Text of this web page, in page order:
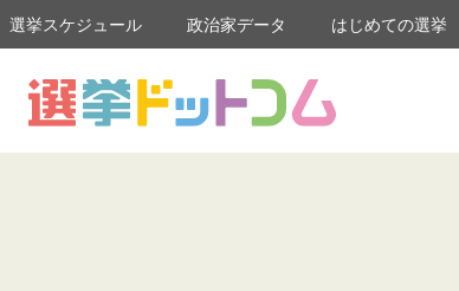
選挙スケジュール 政治家データ はじめての選挙